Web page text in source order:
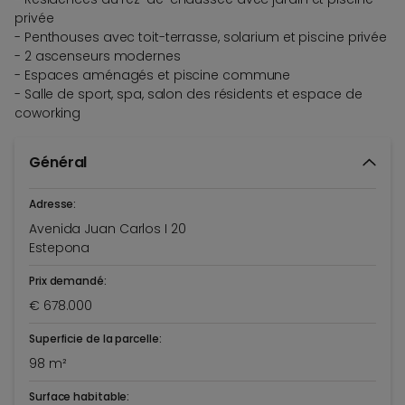
privée
- Penthouses avec toit-terrasse, solarium et piscine privée
- 2 ascenseurs modernes
- Espaces aménagés et piscine commune
- Salle de sport, spa, salon des résidents et espace de
coworking
Général
Adresse:
Avenida Juan Carlos I 20
Estepona
Prix demandé:
€ 678.000
Superficie de la parcelle:
98 m²
Surface habitable: